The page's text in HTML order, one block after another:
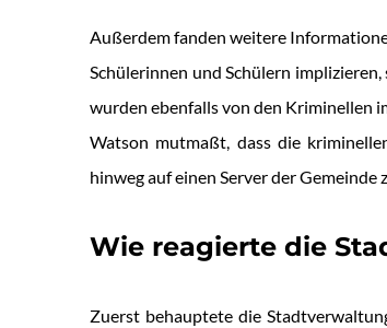
Außerdem fanden weitere
Schülerinnen und Schülern
wurden ebenfalls von den Kriminellen
Watson mutmaßt, dass die
hinweg auf einen Server der
Wie reagierte die
Zuerst behauptete die